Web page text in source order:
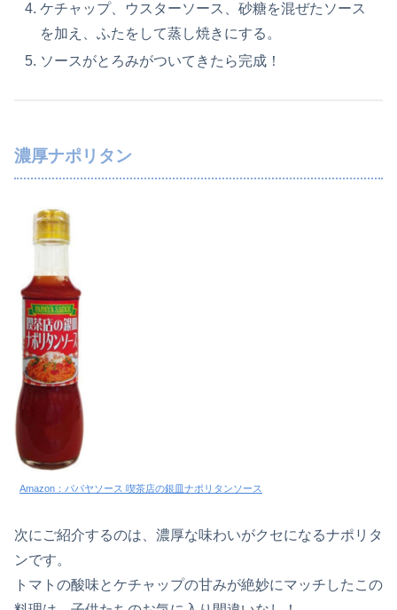
ケチャップ、ウスターソース、砂糖を混ぜたソース
を加え、ふたをして蒸し焼きにする。
ソースがとろみがついてきたら完成！
濃厚ナポリタン
Amazon：パパヤソース 喫茶店の銀皿ナポリタンソース
次にご紹介するのは、濃厚な味わいがクセになるナポリタ
ンです。
トマトの酸味とケチャップの甘みが絶妙にマッチしたこの